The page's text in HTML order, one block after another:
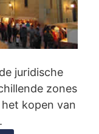
juridische
zones
kopen van